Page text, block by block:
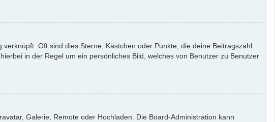
Oft sind dies Sterne, Kästchen oder Punkte, die deine Beitragszahl
in der Regel um ein persönliches Bild, welches von Benutzer zu Benutzer
Galerie, Remote oder Hochladen. Die Board-Administration kann